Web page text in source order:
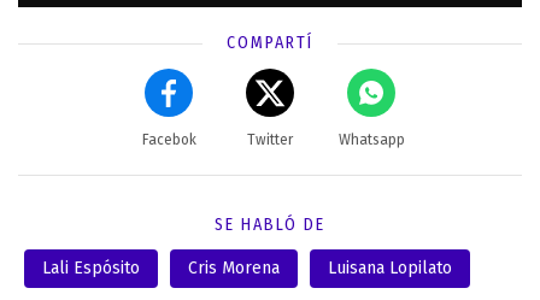
COMPARTÍ
Facebok Twitter Whatsapp
SE HABLÓ DE
Lali Espósito Cris Morena Luisana Lopilato